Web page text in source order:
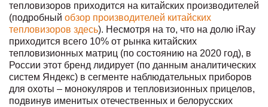
тепловизоров приходится на китайских производителей
(подробный обзор производителей китайских
тепловизоров здесь). Несмотря на то, что на долю iRay
приходится всего 10% от рынка китайских
тепловизионных матриц (по состоянию на 2020 год), в
России этот бренд лидирует (по данным аналитических
систем Яндекс) в сегменте наблюдательных приборов
для охоты – монокуляров и тепловизионных прицелов,
подвинув именитых отечественных и белорусских